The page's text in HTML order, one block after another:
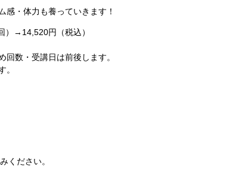
感・体力も養っていきます！
）→14,520円（税込）
回数・受講日は前後します。
。
ください。